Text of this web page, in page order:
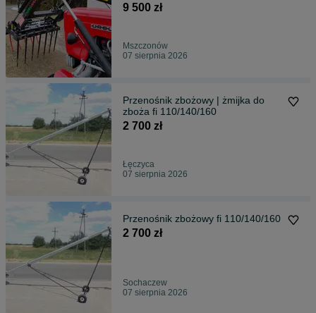
9 500 zł
Mszczonów
07 sierpnia 2026
Przenośnik zbożowy | żmijka do
zboża fi 110/140/160
2 700 zł
Łęczyca
07 sierpnia 2026
Przenośnik zbożowy fi 110/140/160
2 700 zł
Sochaczew
07 sierpnia 2026